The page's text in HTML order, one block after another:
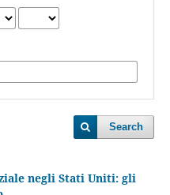
Search
negli Stati Uniti: gli